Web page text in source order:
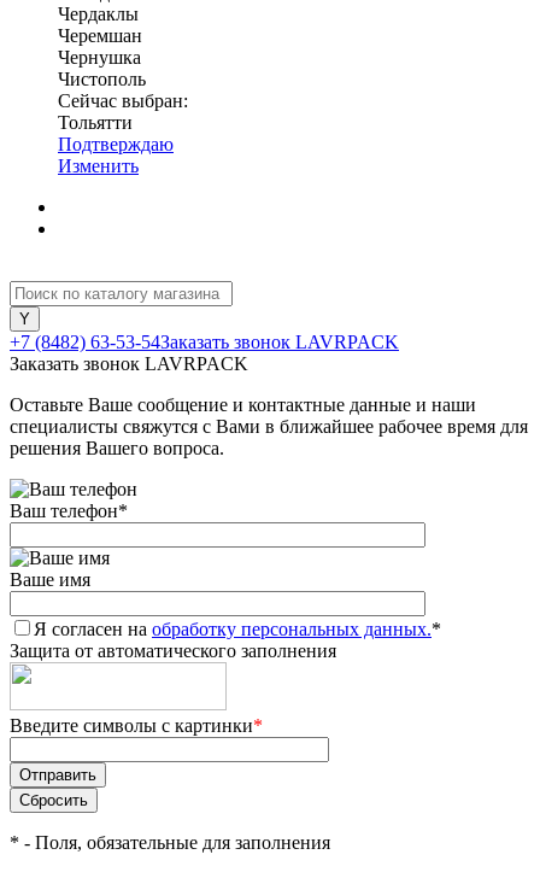
Чердаклы
Черемшан
Чернушка
Чистополь
Сейчас выбран:
Тольятти
Подтверждаю
Изменить
+7 (8482) 63-53-54Заказать звонок LAVRPACK
Заказать звонок LAVRPACK
Оставьте Ваше сообщение и контактные данные и наши
специалисты свяжутся с Вами в ближайшее рабочее время для
решения Вашего вопроса.
Ваш телефон*
Ваше имя
Я согласен на обработку персональных данных.*
Защита от автоматического заполнения
Введите символы с картинки*
* - Поля, обязательные для заполнения